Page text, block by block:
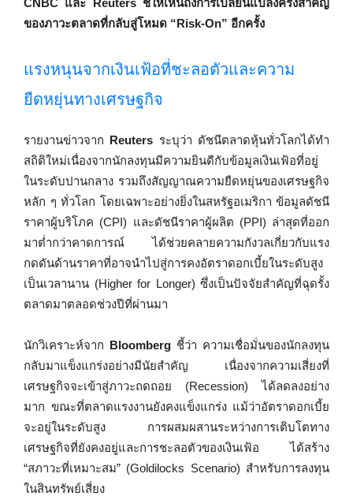
CNBC และ Reuters ชี้ให้เห็นถึงการเปลี่ยนแปลงครั้งสำคัญ
ของภาวะตลาดที่กลับสู่โหมด “Risk-On” อีกครั้ง
แรงหนุนจากเงินเฟ้อที่ชะลอตัวและความ
ยืดหยุ่นทางเศรษฐกิจ
รายงานข่าวจาก Reuters ระบุว่า ดัชนีตลาดหุ้นทั่วโลกได้ทำ
สถิติใหม่เนื่องจากนักลงทุนมีความยินดีกับข้อมูลเงินเฟ้อที่อยู่
ในระดับปานกลาง รวมถึงสัญญาณความยืดหยุ่นของเศรษฐกิจ
หลัก ๆ ทั่วโลก โดยเฉพาะอย่างยิ่งในสหรัฐอเมริกา ข้อมูลดัชนี
ราคาผู้บริโภค (CPI) และดัชนีราคาผู้ผลิต (PPI) ล่าสุดที่ออก
มาต่ำกว่าคาดการณ์ ได้ช่วยคลายความกังวลเกี่ยวกับแรง
กดดันด้านราคาที่อาจนำไปสู่การคงอัตราดอกเบี้ยในระดับสูง
เป็นเวลานาน (Higher for Longer) ซึ่งเป็นปัจจัยสำคัญที่ฉุดรั้ง
ตลาดมาตลอดช่วงปีที่ผ่านมา
นักวิเคราะห์จาก Bloomberg ชี้ว่า ความเชื่อมั่นของนักลงทุน
กลับมาแข็งแกร่งอย่างมีนัยสำคัญ เนื่องจากความเสี่ยงที่
เศรษฐกิจจะเข้าสู่ภาวะถดถอย (Recession) ได้ลดลงอย่าง
มาก ขณะที่ตลาดแรงงานยังคงแข็งแกร่ง แม้ว่าอัตราดอกเบี้ย
จะอยู่ในระดับสูง การผสมผสานระหว่างการเติบโตทาง
เศรษฐกิจที่ยังคงอยู่และการชะลอตัวของเงินเฟ้อ ได้สร้าง
“สภาวะที่เหมาะสม” (Goldilocks Scenario) สำหรับการลงทุน
ในสินทรัพย์เสี่ยง